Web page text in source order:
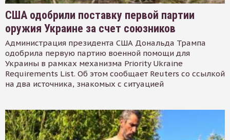
США одобрили поставку первой партии
оружия Украине за счет союзников
Администрация президента США Дональда Трампа
одобрила первую партию военной помощи для
Украины в рамках механизма Priority Ukraine
Requirements List. Об этом сообщает Reuters со ссылкой
на два источника, знакомых с ситуацией